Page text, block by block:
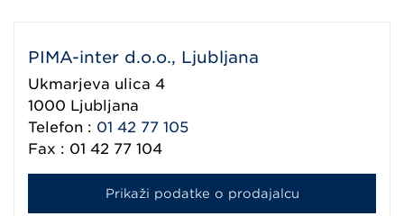
PIMA-inter d.o.o., Ljubljana
Ukmarjeva ulica 4
1000 Ljubljana
Telefon : 01 42 77 105
Fax : 01 42 77 104
Prikaži podatke o prodajalcu